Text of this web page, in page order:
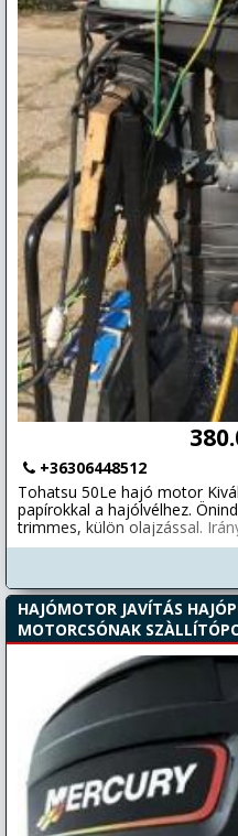
+36306448512
Tohatsu 50Le hajó motor
papírokkal a hajólvélhez.
trimmes, külön olajzással.
Video: https://youtube.com/
HAJÓMOTOR JAVÍTÁS
MOTORCSÓNAK